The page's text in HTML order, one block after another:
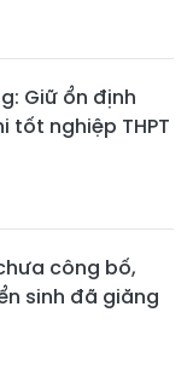
Giữ ổn định
tốt nghiệp THPT
công bố,
sinh đã giăng